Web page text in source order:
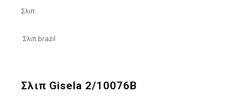
Σλιπ.
Σλιπ brazil
Σλιπ Gisela 2/10076B